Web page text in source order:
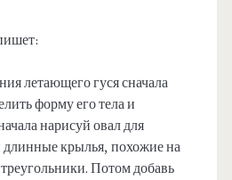
летающего гуся сначала
форму его тела и
нарисуй овал для
длинные крылья, похожие на
Потом добавь